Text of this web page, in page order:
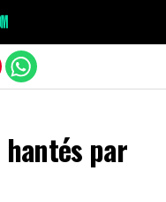
hantés par